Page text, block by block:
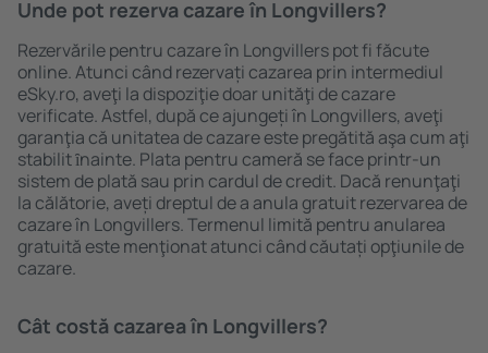
Unde pot rezerva cazare în Longvillers?
Rezervările pentru cazare în Longvillers pot fi făcute
online. Atunci când rezervați cazarea prin intermediul
eSky.ro, aveţi la dispoziţie doar unităţi de cazare
verificate. Astfel, după ce ajungeți în Longvillers, aveţi
garanţia că unitatea de cazare este pregătită aşa cum aţi
stabilit ȋnainte. Plata pentru cameră se face printr-un
sistem de plată sau prin cardul de credit. Dacă renunţaţi
la călătorie, aveți dreptul de a anula gratuit rezervarea de
cazare în Longvillers. Termenul limită pentru anularea
gratuită este menţionat atunci când căutați opţiunile de
cazare.
Cât costă cazarea în Longvillers?